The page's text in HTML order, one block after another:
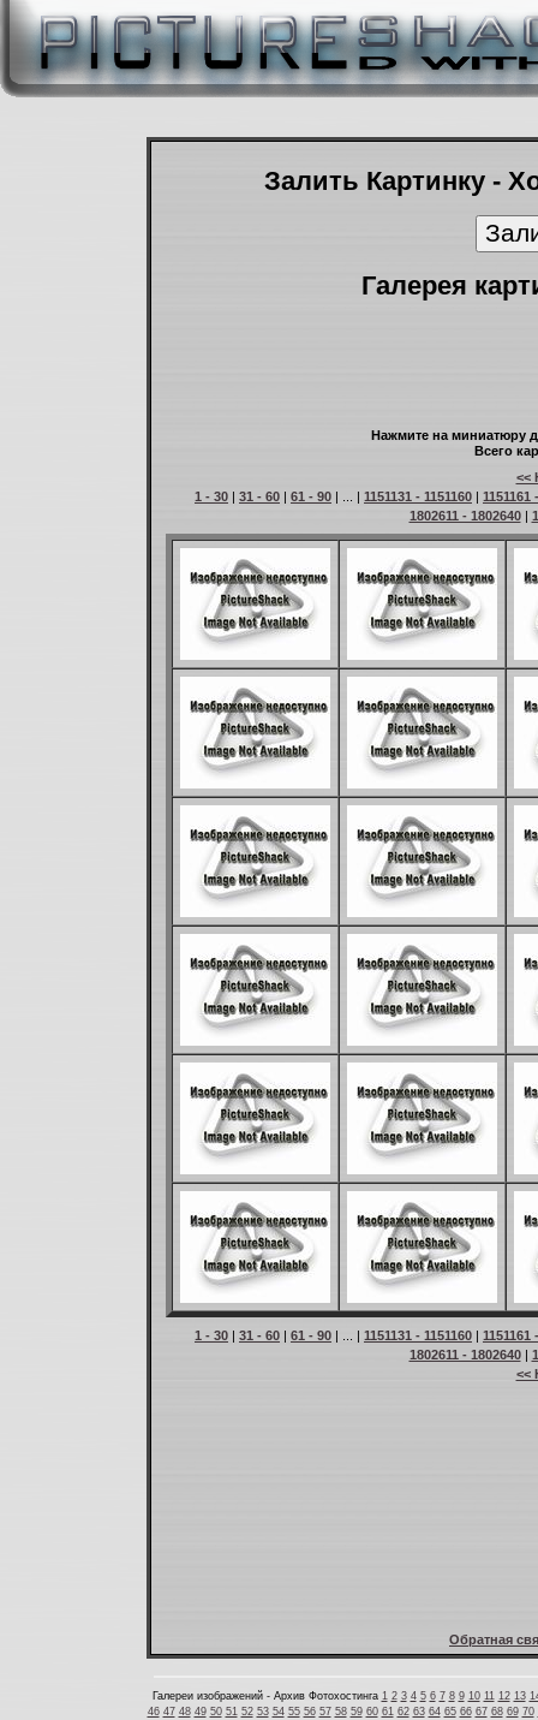
Залить Картинку -
Галерея
Нажмите на миниатюру
Всего
<<
1 - 30 | 31 - 60 | 61 - 90 | ... | 1151131 - 1151160 | 1151161
1802611 - 1802640|
1 - 30 | 31 - 60 | 61 - 90 | ... | 1151131 - 1151160 | 1151161
1802611 - 1802640|
<<
Обратная
Галереи изображений - Архив Фотохостинга 1 2 3 4 5 6 7 8 9 10 11 12 13
46 47 48 49 50 51 52 53 54 55 56 57 58 59 60 61 62 63 64 65 66 67 68 69 70